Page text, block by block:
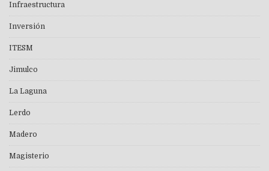
Infraestructura
Inversión
ITESM
Jimulco
La Laguna
Lerdo
Madero
Magisterio